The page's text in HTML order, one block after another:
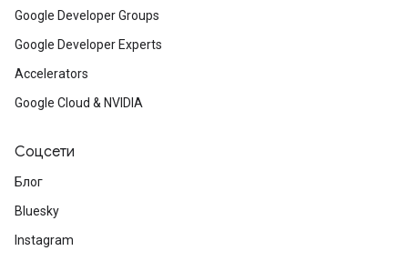
Google Developer Groups
Google Developer Experts
Accelerators
Google Cloud & NVIDIA
Соцсети
Блог
Bluesky
Instagram